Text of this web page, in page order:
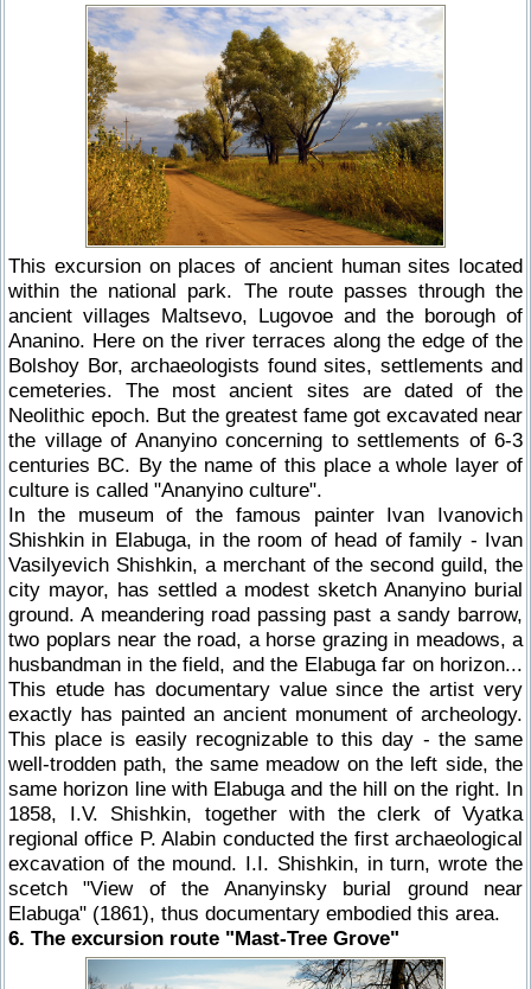
This excursion on places of ancient human sites located
within the national park. The route passes through the
ancient villages Maltsevo, Lugovoe and the borough of
Ananino. Here on the river terraces along the edge of the
Bolshoy Bor, archaeologists found sites, settlements and
cemeteries. The most ancient sites are dated of the
Neolithic epoch. But the greatest fame got excavated near
the village of Ananyino concerning to settlements of 6-3
centuries BC. By the name of this place a whole layer of
culture is called "Ananyino culture".
In the museum of the famous painter Ivan Ivanovich
Shishkin in Elabuga, in the room of head of family - Ivan
Vasilyevich Shishkin, a merchant of the second guild, the
city mayor, has settled a modest sketch Ananyino burial
ground. A meandering road passing past a sandy barrow,
two poplars near the road, a horse grazing in meadows, a
husbandman in the field, and the Elabuga far on horizon...
This etude has documentary value since the artist very
exactly has painted an ancient monument of archeology.
This place is easily recognizable to this day - the same
well-trodden path, the same meadow on the left side, the
same horizon line with Elabuga and the hill on the right. In
1858, I.V. Shishkin, together with the clerk of Vyatka
regional office P. Alabin conducted the first archaeological
excavation of the mound. I.I. Shishkin, in turn, wrote the
scetch "View of the Ananyinsky burial ground near
Elabuga" (1861), thus documentary embodied this area.
6. The excursion route "Mast-Tree Grove"